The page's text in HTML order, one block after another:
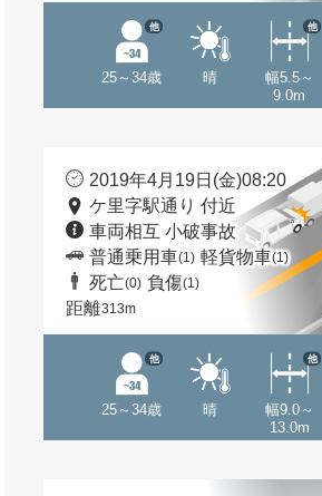
25～34歳
他
晴
幅5.5～
9.0m
他
2019年4月19日(金)08:20
ケ里字駅通り 付近
車両相互 小破事故
普通乗用車(1) 軽貨物車(1)
死亡(0) 負傷(1)
距離313m
25～34歳
他
晴
幅9.0～
13.0m
他